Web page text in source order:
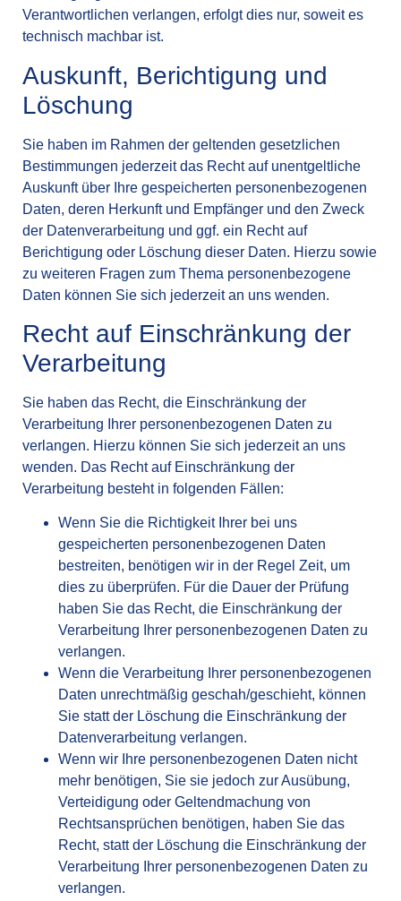
Verantwortlichen verlangen, erfolgt dies nur, soweit es
technisch machbar ist.
Auskunft, Berichtigung und
Löschung
Sie haben im Rahmen der geltenden gesetzlichen
Bestimmungen jederzeit das Recht auf unentgeltliche
Auskunft über Ihre gespeicherten personenbezogenen
Daten, deren Herkunft und Empfänger und den Zweck
der Datenverarbeitung und ggf. ein Recht auf
Berichtigung oder Löschung dieser Daten. Hierzu sowie
zu weiteren Fragen zum Thema personenbezogene
Daten können Sie sich jederzeit an uns wenden.
Recht auf Einschränkung der
Verarbeitung
Sie haben das Recht, die Einschränkung der
Verarbeitung Ihrer personenbezogenen Daten zu
verlangen. Hierzu können Sie sich jederzeit an uns
wenden. Das Recht auf Einschränkung der
Verarbeitung besteht in folgenden Fällen:
Wenn Sie die Richtigkeit Ihrer bei uns
gespeicherten personenbezogenen Daten
bestreiten, benötigen wir in der Regel Zeit, um
dies zu überprüfen. Für die Dauer der Prüfung
haben Sie das Recht, die Einschränkung der
Verarbeitung Ihrer personenbezogenen Daten zu
verlangen.
Wenn die Verarbeitung Ihrer personenbezogenen
Daten unrechtmäßig geschah/geschieht, können
Sie statt der Löschung die Einschränkung der
Datenverarbeitung verlangen.
Wenn wir Ihre personenbezogenen Daten nicht
mehr benötigen, Sie sie jedoch zur Ausübung,
Verteidigung oder Geltendmachung von
Rechtsansprüchen benötigen, haben Sie das
Recht, statt der Löschung die Einschränkung der
Verarbeitung Ihrer personenbezogenen Daten zu
verlangen.